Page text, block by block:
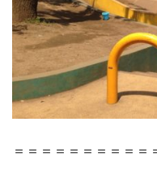
＝＝＝＝＝＝＝＝＝＝